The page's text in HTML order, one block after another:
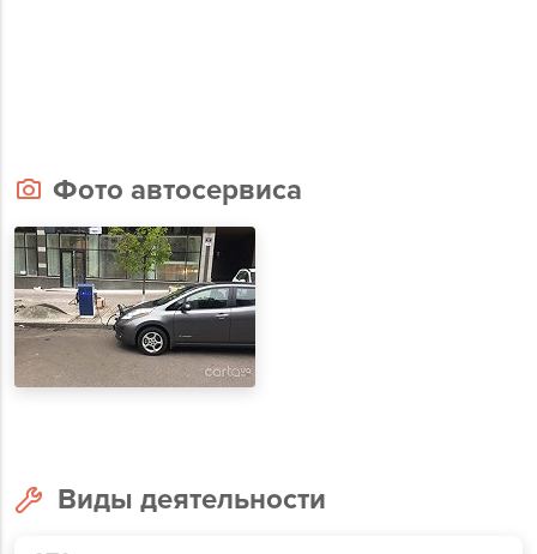
Фото автосервиса
Виды деятельности